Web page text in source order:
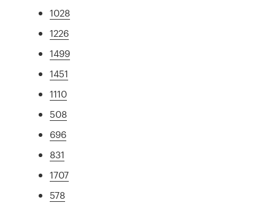
1028
1226
1499
1451
1110
508
696
831
1707
578